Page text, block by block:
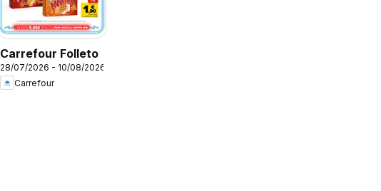
Carrefour Folleto
28/07/2026 - 10/08/2026
Carrefour